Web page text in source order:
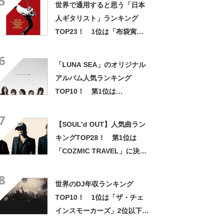
世界で通用すると思う「日本
人ギタリスト」ランキング
TOP23！ 1位は「布袋寅
「LUNA SEA」のオリジナル
アルバム人気ランキング
TOP10！ 第1位は
【SOUL’d OUT】人気曲ラン
キングTOP28！ 第1位は
「COZMIC TRAVEL」に決
世界のDJ年収ランキング
TOP10！ 1位は「ザ・チェ
インスモーカーズ」2位以下わ